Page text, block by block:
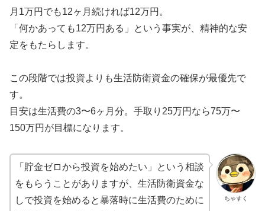
月1万円でも12ヶ月続ければ12万円。
「何かあっても12万円ある」という事実が、精神的な安
定をもたらします。
この段階では投資よりも生活防衛資金の確保が最優先で
す。
目安は生活費の3〜6ヶ月分。手取り25万円なら75万〜
150万円が目標になります。
ちゃすく
「貯金ゼロから投資を始めたい」という相談
をもらうことがありますが、生活防衛資金な
しで投資を始めると暴落時に生活費のために